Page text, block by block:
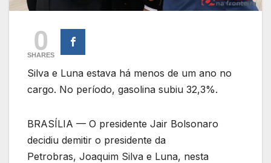
0
SHARES
Silva e Luna estava há menos de um ano no
cargo. No período, gasolina subiu 32,3%.
BRASÍLIA — O presidente Jair Bolsonaro
decidiu demitir o presidente da
Petrobras, Joaquim Silva e Luna, nesta